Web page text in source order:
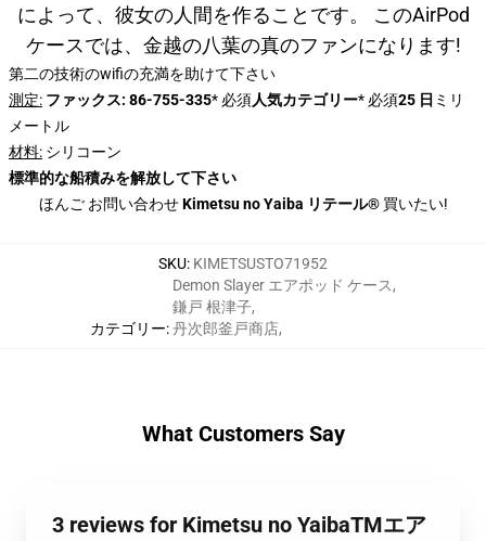
によって、彼女の人間を作ることです。 このAirPod
ケースでは、金越の八葉の真のファンになります!
第二の技術のwifiの充満を助けて下さい
測定: ファックス: 86-755-335* 必須人気カテゴリー* 必須25 日 ミリ
メートル
材料: シリコーン
標準的な船積みを解放して下さい
ほんご お問い合わせKimetsu no Yaiba リテール®買いたい!
SKU: KIMETSUSTO71952
カテゴリー:
Demon Slayer エアポッド ケース,
鎌戸 根津子,
丹次郎釜戸商店,
What Customers Say
3 reviews for Kimetsu no YaibaTMエア